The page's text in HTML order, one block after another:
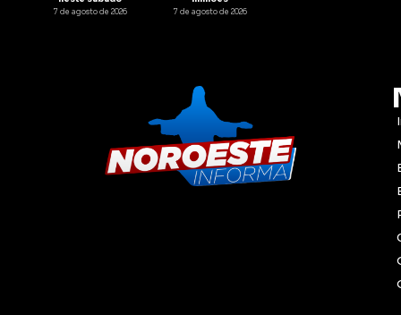
7 de agosto de 2026 7 de agosto de 2026